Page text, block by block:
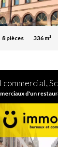
8 pièces 336 m²
commercial,
d'un